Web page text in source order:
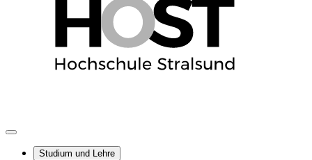
Studium und Lehre